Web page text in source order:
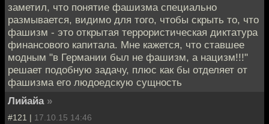
заметил, что понятие фашизма специально
размывается, видимо для того, чтобы скрыть то, что
фашизм - это открытая террористическая диктатура
финансового капитала. Мне кажется, что ставшее
модным "в Германии был не фашизм, а нацизм!!!"
решает подобную задачу, плюс как бы отделяет от
фашизма его людоедскую сущность
Лийайа »
#121 | 17.10.15 14:46